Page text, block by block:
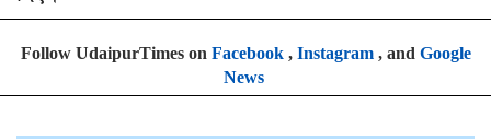
Follow UdaipurTimes on Facebook, Instagram, and Google
News